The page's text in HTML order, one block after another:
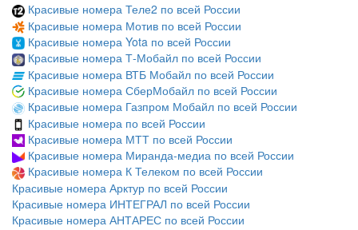
Красивые номера Теле2 по всей России
Красивые номера Мотив по всей России
Красивые номера Yota по всей России
Красивые номера Т-Мобайл по всей России
Красивые номера ВТБ Мобайл по всей России
Красивые номера СберМобайл по всей России
Красивые номера Газпром Мобайл по всей России
Красивые номера по всей России
Красивые номера МТТ по всей России
Красивые номера Миранда-медиа по всей России
Красивые номера К Телеком по всей России
Красивые номера Арктур по всей России
Красивые номера ИНТЕГРАЛ по всей России
Красивые номера АНТАРЕС по всей России